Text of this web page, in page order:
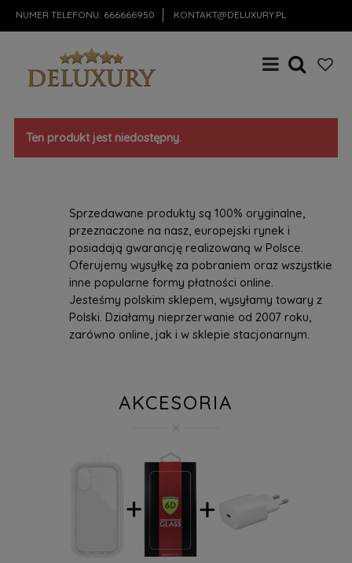
NUMER TELEFONU: 666666950 KONTAKT@DELUXURY.PL
Ten produkt jest niedostępny.
Sprzedawane produkty są 100% oryginalne,
przeznaczone na nasz, europejski rynek i
posiadają gwarancję realizowaną w Polsce.
Oferujemy wysyłkę za pobraniem oraz wszystkie
inne popularne formy płatności online.
Jesteśmy polskim sklepem, wysyłamy towary z
Polski. Działamy nieprzerwanie od 2007 roku,
zarówno online, jak i w sklepie stacjonarnym.
AKCESORIA